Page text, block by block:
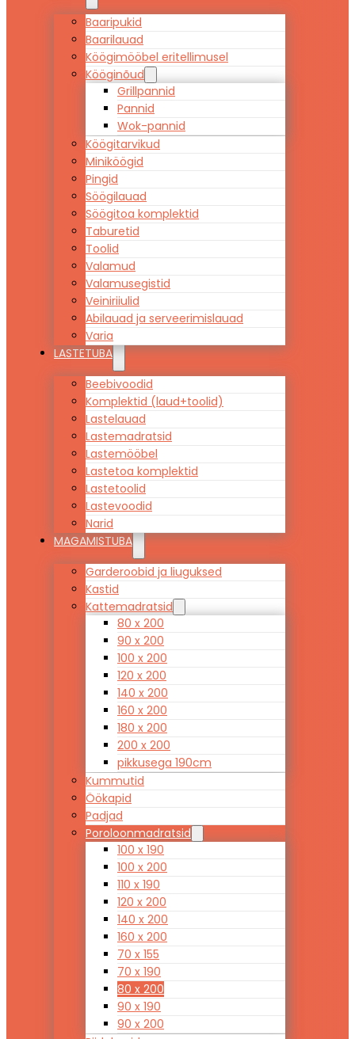
Baaripukid
Baarilauad
Köögimööbel eritellimusel
Kööginõud
Grillpannid
Pannid
Wok-pannid
Köögitarvikud
Miniköögid
Pingid
Söögilauad
Söögitoa komplektid
Taburetid
Toolid
Valamud
Valamusegistid
Veiniriiulid
Abilauad ja serveerimislauad
Varia
LASTETUBA
Beebivoodid
Komplektid (laud+toolid)
Lastelauad
Lastemadratsid
Lastemööbel
Lastetoa komplektid
Lastetoolid
Lastevoodid
Narid
MAGAMISTUBA
Garderoobid ja liuguksed
Kastid
Kattemadratsid
80 x 200
90 x 200
100 x 200
120 x 200
140 x 200
160 x 200
180 x 200
200 x 200
pikkusega 190cm
Kummutid
Öökapid
Padjad
Poroloonmadratsid
100 x 190
100 x 200
110 x 190
120 x 200
140 x 200
160 x 200
70 x 155
70 x 190
80 x 200
90 x 190
90 x 200